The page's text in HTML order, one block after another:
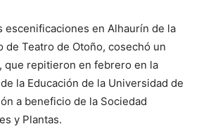
escenificaciones en Alhaurín de la
de Teatro de Otoño, cosechó un
que repitieron en febrero en la
la Educación de la Universidad de
a beneficio de la Sociedad
y Plantas.